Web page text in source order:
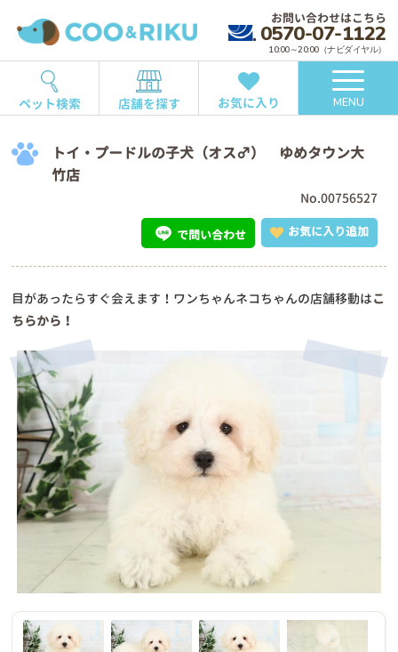
お問い合わせはこちら
0570-07-1122
10:00～20:00（ナビダイヤル）
ペット検索 店舗を探す お気に入り MENU
トイ・プードルの子犬（オス♂） ゆめタウン大
竹店
No.00756527
お気に入り追加
で問い合わせ
目があったらすぐ会えます！ワンちゃんネコちゃんの店舗移動はこ
ちらから！